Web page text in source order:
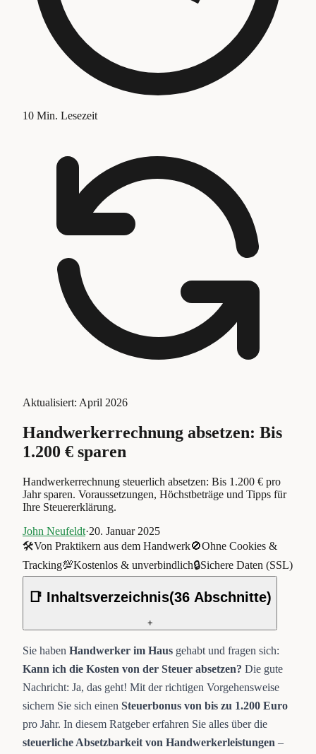
10 Min. Lesezeit
Aktualisiert: April 2026
Handwerkerrechnung absetzen: Bis
1.200 € sparen
Handwerkerrechnung steuerlich absetzen: Bis 1.200 € pro
Jahr sparen. Voraussetzungen, Höchstbeträge und Tipps für
Ihre Steuererklärung.
John Neufeldt·20. Januar 2025
🛠️Von Praktikern aus dem Handwerk🚫Ohne Cookies &
Tracking💯Kostenlos & unverbindlich🔒Sichere Daten (SSL)
📑 Inhaltsverzeichnis(36 Abschnitte)
+
Sie haben Handwerker im Haus gehabt und fragen sich:
Kann ich die Kosten von der Steuer absetzen? Die gute
Nachricht: Ja, das geht! Mit der richtigen Vorgehensweise
sichern Sie sich einen Steuerbonus von bis zu 1.200 Euro
pro Jahr. In diesem Ratgeber erfahren Sie alles über die
steuerliche Absetzbarkeit von Handwerkerleistungen –